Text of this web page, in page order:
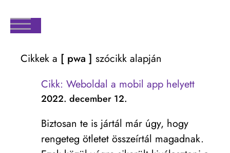
Cikkek a [ pwa ] szócikk alapján
Cikk: Weboldal a mobil app helyett
2022. december 12.
Biztosan te is jártál már úgy, hogy
rengeteg ötletet összeírtál magadnak.